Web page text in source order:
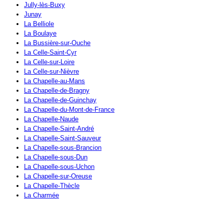
Jully-lès-Buxy
Junay
La Belliole
La Boulaye
La Bussière-sur-Ouche
La Celle-Saint-Cyr
La Celle-sur-Loire
La Celle-sur-Nièvre
La Chapelle-au-Mans
La Chapelle-de-Bragny
La Chapelle-de-Guinchay
La Chapelle-du-Mont-de-France
La Chapelle-Naude
La Chapelle-Saint-André
La Chapelle-Saint-Sauveur
La Chapelle-sous-Brancion
La Chapelle-sous-Dun
La Chapelle-sous-Uchon
La Chapelle-sur-Oreuse
La Chapelle-Thècle
La Charmée